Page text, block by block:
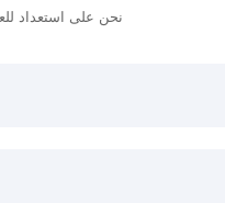
نحن على استعداد